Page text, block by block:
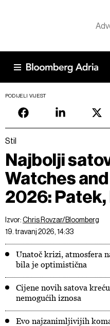
PODIJELI VIJEST
Stil
Najbolji
Watches
2026:
Izvor:Chris Rovzar/Bloomberg
19. travanj 2026, 14:33
Unatoč krizi, atmosfera
bila je optimistična
Cijene novih satova
nemogućih iznosa
Evo najzanimljivijih